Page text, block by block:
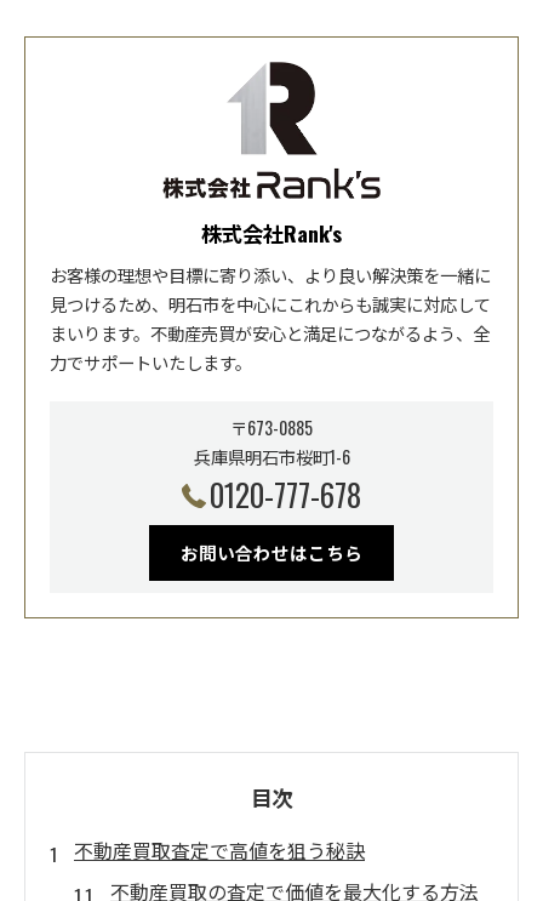
株式会社Rank's
お客様の理想や目標に寄り添い、より良い解決策を一緒に
見つけるため、明石市を中心にこれからも誠実に対応して
まいります。不動産売買が安心と満足につながるよう、全
力でサポートいたします。
〒673-0885
兵庫県明石市桜町1-6
0120-777-678
お問い合わせはこちら
目次
不動産買取査定で高値を狙う秘訣
不動産買取の査定で価値を最大化する方法